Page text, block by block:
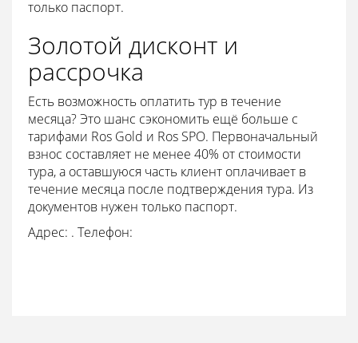
только паспорт.
Золотой дисконт и
рассрочка
Есть возможность оплатить тур в течение
месяца? Это шанс сэкономить ещё больше с
тарифами Ros Gold и Ros SPO. Первоначальный
взнос составляет не менее 40% от стоимости
тура, а оставшуюся часть клиент оплачивает в
течение месяца после подтверждения тура. Из
документов нужен только паспорт.
Адрес: . Телефон: